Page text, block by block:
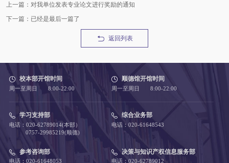
上一篇：对我单位发表专业论文进行奖励的通知
下一篇：已经是最后一篇了
返回列表
校本部开馆时间
周一至周日 8:00-22:00
顺德馆开馆时间
周一至周日 8:00-22:00
学习支持部
电话：020-62789014(本部）
0757-29985219(顺德)
综合业务部
电话：020-61648543
参考咨询部
电话：020-61648053
决策与知识产权信息服务部
电话：020-62789012